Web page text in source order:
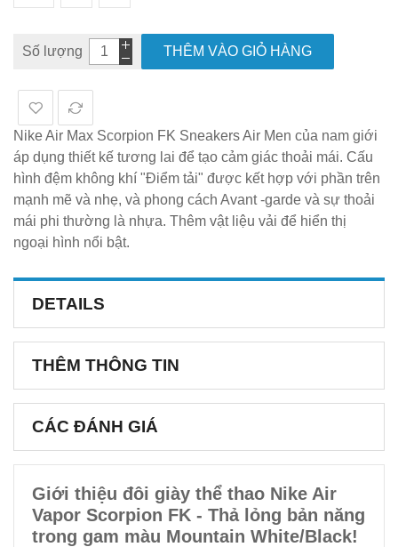
Số lượng THÊM VÀO GIỎ HÀNG
Nike Air Max Scorpion FK Sneakers Air Men của nam giới
áp dụng thiết kế tương lai để tạo cảm giác thoải mái. Cấu
hình đệm không khí "Điểm tải" được kết hợp với phần trên
mạnh mẽ và nhẹ, và phong cách Avant -garde và sự thoải
mái phi thường là nhựa. Thêm vật liệu vải để hiển thị
ngoại hình nổi bật.
DETAILS
THÊM THÔNG TIN
CÁC ĐÁNH GIÁ
Giới thiệu đôi giày thể thao Nike Air
Vapor Scorpion FK - Thả lỏng bản năng
trong gam màu Mountain White/Black!